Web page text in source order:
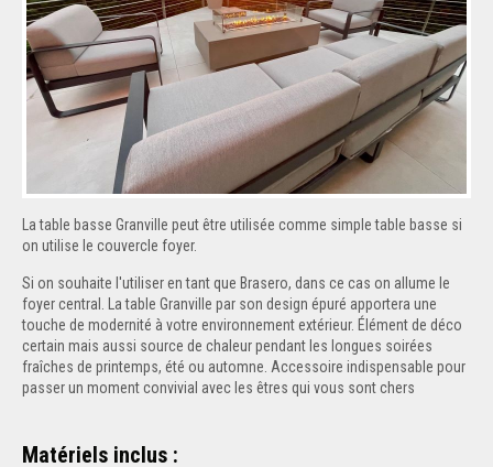
La table basse Granville peut être utilisée comme simple table basse si
on utilise le couvercle foyer.
Si on souhaite l'utiliser en tant que Brasero, dans ce cas on allume le
foyer central. La table Granville par son design épuré apportera une
touche de modernité à votre environnement extérieur. Élément de déco
certain mais aussi source de chaleur pendant les longues soirées
fraîches de printemps, été ou automne. Accessoire indispensable pour
passer un moment convivial avec les êtres qui vous sont chers
Matériels inclus :